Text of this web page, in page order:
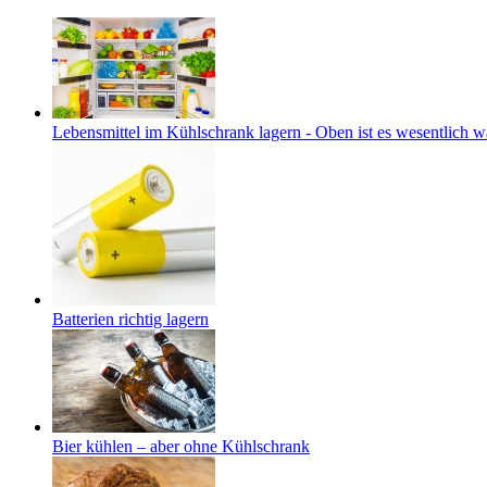
Lebensmittel im Kühlschrank lagern - Oben ist es wesentlich
Batterien richtig lagern
Bier kühlen – aber ohne Kühlschrank